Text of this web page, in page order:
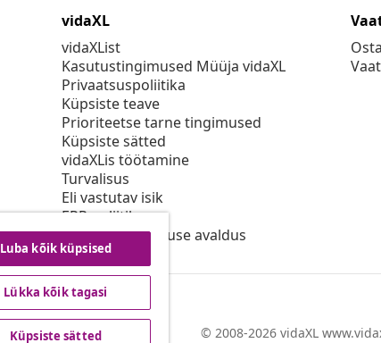
vidaXL
vidaXList
Kasutustingimused Müüja vidaXL
Privaatsuspoliitika
Küpsiste teave
Prioriteetse tarne tingimused
Küpsiste sätted
vidaXLis töötamine
Turvalisus
Eli vastutav isik
EPR poliitika
Juurdepääsetavuse avaldus
© 2008-2026 vidaXL
Luba kõik küpsised
Lükka kõik tagasi
Küpsiste sätted